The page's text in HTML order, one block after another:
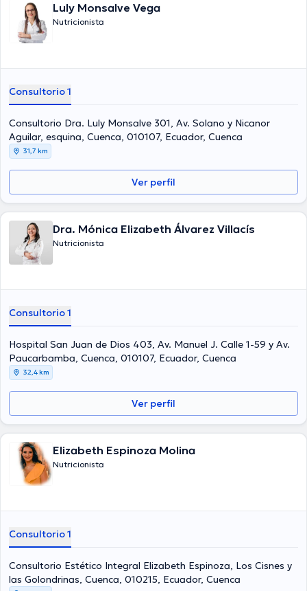
Luly Monsalve Vega
Nutricionista
Consultorio 1
Consultorio Dra. Luly Monsalve 301, Av. Solano y Nicanor
Aguilar, esquina, Cuenca, 010107, Ecuador, Cuenca
31,7 km
Ver perfil
Dra. Mónica Elizabeth Álvarez Villacís
Nutricionista
Consultorio 1
Hospital San Juan de Dios 403, Av. Manuel J. Calle 1-59 y Av.
Paucarbamba, Cuenca, 010107, Ecuador, Cuenca
32,4 km
Ver perfil
Elizabeth Espinoza Molina
Nutricionista
Consultorio 1
Consultorio Estético Integral Elizabeth Espinoza, Los Cisnes y
las Golondrinas, Cuenca, 010215, Ecuador, Cuenca